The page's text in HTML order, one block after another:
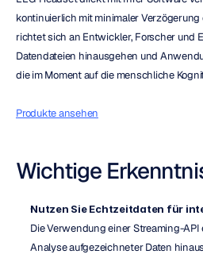
kontinuierlich mit minimaler
richtet sich an Entwickler, Forscher und
Datendateien hinausgehen und
die im Moment auf die menschliche
Produkte ansehen
Wichtige
Nutzen Sie Echtzeitdaten für
Die Verwendung einer Streaming-
Analyse aufgezeichneter Daten